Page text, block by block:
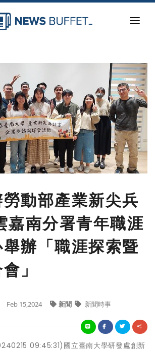
動部產業新尖兵
嘉南分署青年職涯
辦「職涯探索暨
」
Feb 15,2024 新聞 新聞時事
09:45:31)國立臺南大學研發處創新